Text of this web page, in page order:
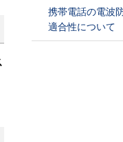
携帯電話の電波
適合性について